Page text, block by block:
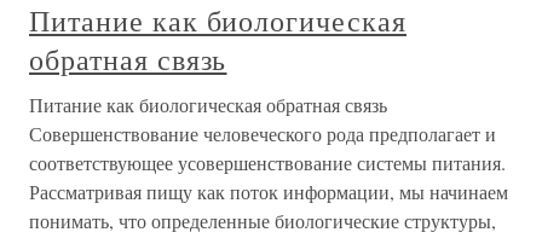
Питание как биологическая
обратная связь
Питание как биологическая обратная связь
Совершенствование человеческого рода предполагает и
соответствующее усовершенствование системы питания.
Рассматривая пищу как поток информации, мы начинаем
понимать, что определенные биологические структуры,